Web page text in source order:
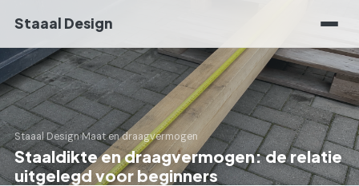
Staaal Design
Staaal Design›Maat en draagvermogen
Staaldikte en draagvermogen: de relatie
uitgelegd voor beginners